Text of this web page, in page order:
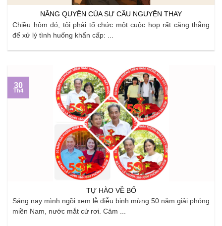
NĂNG QUYỀN CỦA SỰ CẦU NGUYỆN THAY
Chiều hôm đó, tôi phải tổ chức một cuộc họp rất căng thẳng
để xử lý tình huống khẩn cấp: ...
TỰ HÀO VỀ BỐ
Sáng nay mình ngồi xem lễ diễu binh mừng 50 năm giải phóng
miền Nam, nước mắt cứ rơi. Cảm ...
30
Th4